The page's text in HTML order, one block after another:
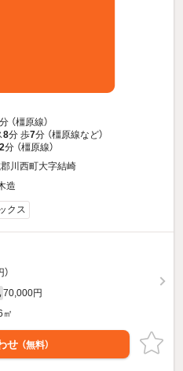
分 （橿原線）
8分 歩7分 （橿原線など）
分 （橿原線）
川西町大字結崎
造
クス
70,000円
㎡
せ （無料）